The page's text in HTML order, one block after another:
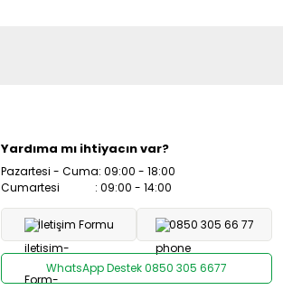
Yardıma mı ihtiyacın var?
Pazartesi - Cuma: 09:00 - 18:00
Cumartesi : 09:00 - 14:00
İletişim Formu 0850 305 66 77
WhatsApp Destek 0850 305 6677